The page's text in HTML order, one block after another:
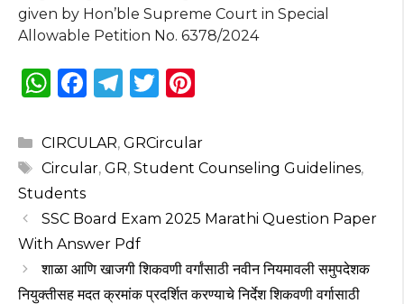
given by Hon’ble Supreme Court in Special
Allowable Petition No. 6378/2024
W
a
ts
A
p
p
F
c
e
o
o
k
T
e
g
m
T
it
te
te
re
Categories
CIRCULAR, GRCircular
Tags
Circular, GR, Student Counseling Guidelines,
Students
SSC Board Exam 2025 Marathi Question Paper
With Answer Pdf
शाळा आणि खाजगी शिकवणी वर्गांसाठी नवीन नियमावली समुपदेशक
नियुक्तीसह मदत क्रमांक प्रदर्शित करण्याचे निर्देश शिकवणी वर्गासाठी